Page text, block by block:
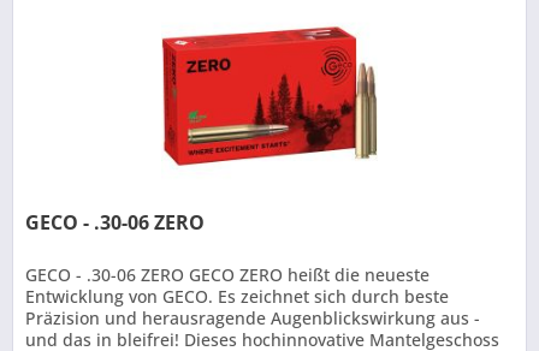
GECO - .30-06 ZERO
GECO - .30-06 ZERO GECO ZERO heißt die neueste
Entwicklung von GECO. Es zeichnet sich durch beste
Präzision und herausragende Augenblickswirkung aus -
und das in bleifrei! Dieses hochinnovative Mantelgeschoss